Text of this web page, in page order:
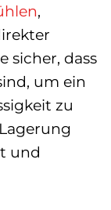
,
sicher, dass
um ein
zu
und